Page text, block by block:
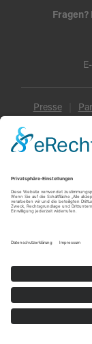
Fragen?
Presse
Datenschutz